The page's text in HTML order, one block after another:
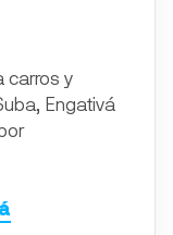
carros y
Engativá